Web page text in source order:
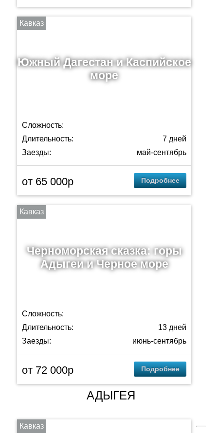
Кавказ
Южный Дагестан и Каспийское
море
Сложность:
Длительность:
7 дней
Заезды:
май-сентябрь
от 65 000p Подробнее
Кавказ
Черноморская сказка: горы
Адыгеи и Черное море
Сложность:
Длительность:
13 дней
Заезды:
июнь-сентябрь
от 72 000p Подробнее
АДЫГЕЯ
Кавказ